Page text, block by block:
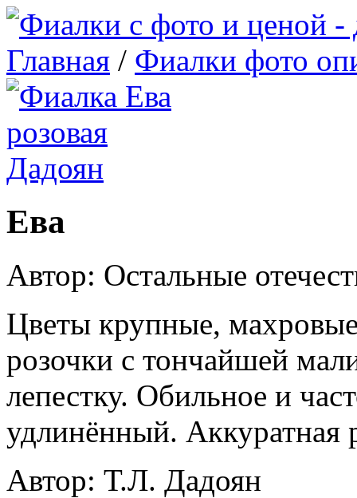
Главная / Фиалки фото
Ева
Автор: Остальные
Цветы крупные,
розочки с тончайшей
лепестку. Обильное и
удлинённый. Аккуратная
Автор: Т.Л. Дадоян